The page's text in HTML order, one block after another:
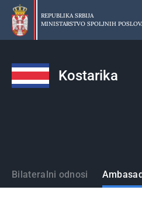
Preskoči
glavni
deo
REPUBLIKA SRBIJA
MINISTARSTVO SPOLJNIH
Kostarika
Države
Bilateralni odnosi